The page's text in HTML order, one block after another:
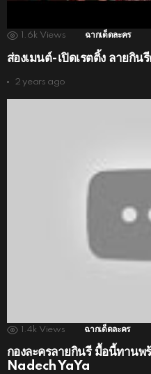
1.6k Views ฉากเด็ดละคร
ส่องเมนต์-เปิดเรตติ้ง ลายกิน
2 years ago
1.4k Views ฉากเด็ดละคร
กองละครลายกินรี มื้อนี้ทาน
Nadech YaYa